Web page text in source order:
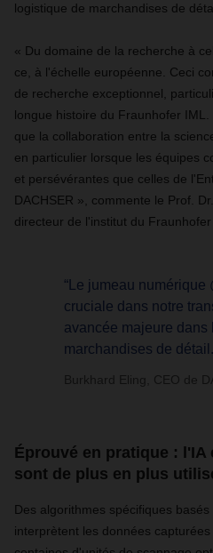
logistique de marchandises de
« Du domaine de la recherche à
ce, à l'échelle européenne. Ceci
de recherche exceptionnel,
longue histoire du Fraunhofer
que la collaboration entre la
en particulier lorsque les équipes
et persévérantes que celles de
DACHSER », commente le Prof.
directeur de l'institut du Fraunhofer
“Le jumeau numérique
cruciale dans notre
avancée majeure dans
marchandises de
Burkhard Eling, CEO de
Éprouvé en pratique :
sont de plus en plus
Des algorithmes spécifiques
interprètent les données